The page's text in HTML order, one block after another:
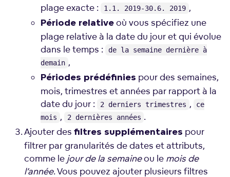
plage exacte : 1.1. 2019-30.6. 2019 ,
Période relative où vous spécifiez une
plage relative à la date du jour et qui évolue
dans le temps :
de la semaine dernière à
demain ,
Périodes prédéfinies pour des semaines,
mois, trimestres et années par rapport à la
date du jour :
2 derniers trimestres ,
ce
mois , 2 dernières années .
Ajouter des filtres supplémentaires pour
filtrer par granularités de dates et attributs,
comme le jour de la semaineou le mois de
l’année. Vous pouvez ajouter plusieurs filtres